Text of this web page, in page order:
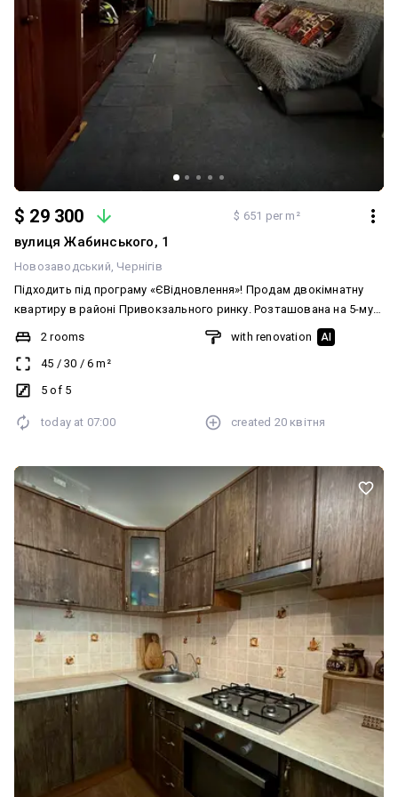
$ 29 300 $ 651 per m²
вулиця Жабинського, 1
Новозаводський Чернігів
Підходить під програму «ЄВідновлення»! Продам двокімнатну
квартиру в районі Привокзального ринку. Розташована на 5-му
поверсі 5-поверхового панельного будинку. Загальна площа — 45
м², житлова — 30 м², кухня — 6 м². Кімнати окремі. Квартира у
задовільному житловому стані. Встановлені металопластикові
вікна, натяжні стелі, засклений балкон. Є лічильники на воду,
протікає. Залишаються меблі та холодильник. Встановлені
програму «ЄВідновлення»! Телефонуйте для детальної
інформації та організації перегляду.
2 rooms
45 / 30 / 6 m²
5 of 5
with renovation AI
today at 07:00 created 20 квітня